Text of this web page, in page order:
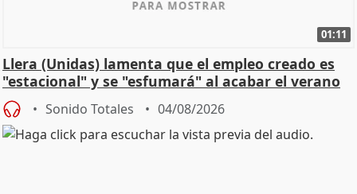
01:11
Llera (Unidas) lamenta que el empleo creado es
"estacional" y se "esfumará" al acabar el verano
Sonido Totales 04/08/2026